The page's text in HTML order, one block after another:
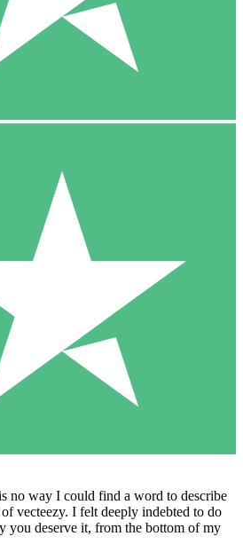
no way I could find a word to describe
vecteezy. I felt deeply indebted to do
you deserve it, from the bottom of my